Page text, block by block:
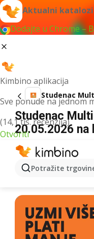
Aktualni
Dodajte u Chrome –
Kimbino aplikacija
Sve ponude na jednom
(14,1 tis. recenzija)
Otvoriti
Potražite
Studenac
Studenac
20.05.2026